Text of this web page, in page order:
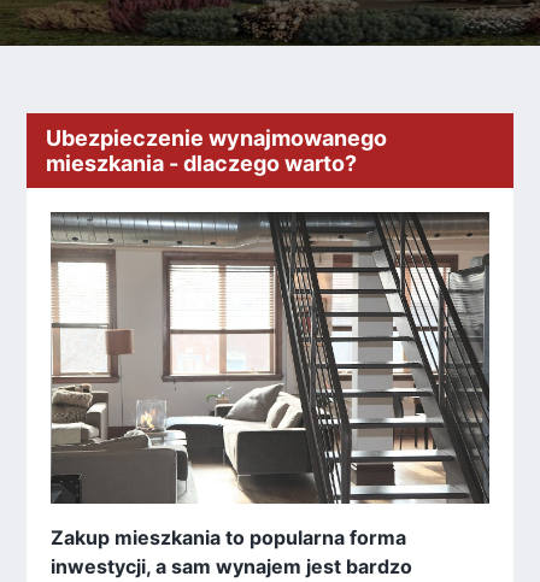
Ubezpieczenie wynajmowanego
mieszkania - dlaczego warto?
Zakup mieszkania to popularna forma
inwestycji, a sam wynajem jest bardzo